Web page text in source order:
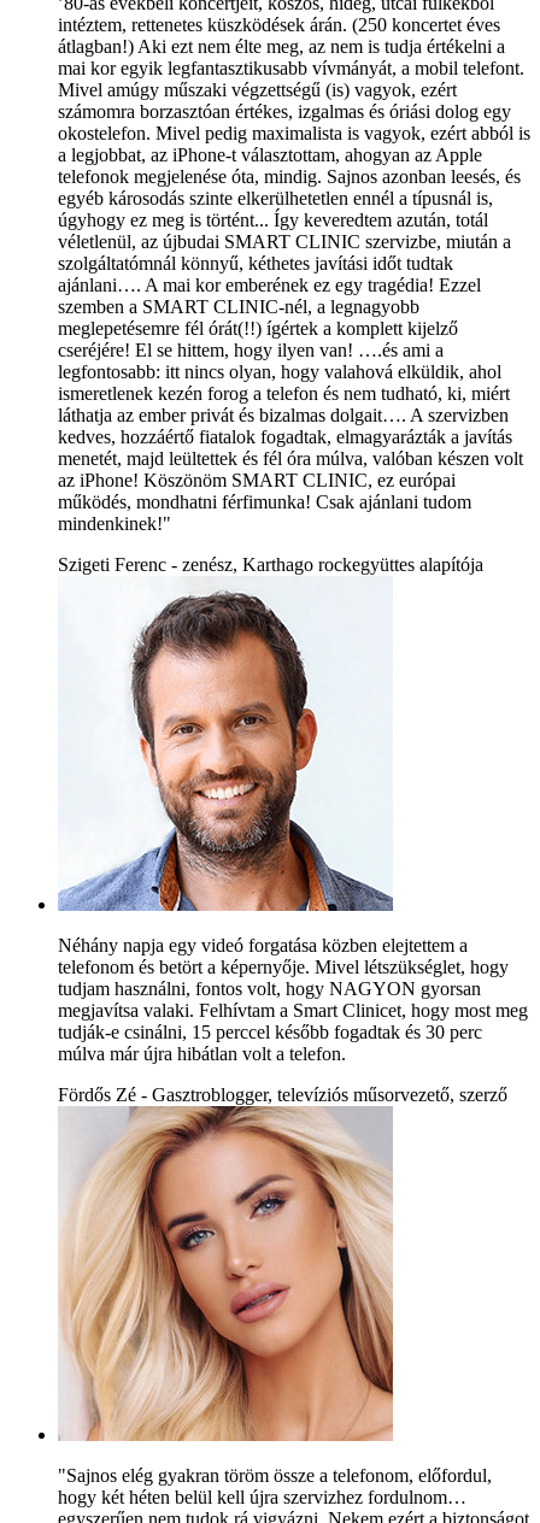
intéztem, rettenetes küszködések árán. (250 koncertet éves
átlagban!) Aki ezt nem élte meg, az nem is tudja értékelni a
mai kor egyik legfantasztikusabb vívmányát, a mobil telefont.
Mivel amúgy műszaki végzettségű (is) vagyok, ezért
számomra borzasztóan értékes, izgalmas és óriási dolog egy
okostelefon. Mivel pedig maximalista is vagyok, ezért abból is
a legjobbat, az iPhone-t választottam, ahogyan az Apple
telefonok megjelenése óta, mindig. Sajnos azonban leesés, és
egyéb károsodás szinte elkerülhetetlen ennél a típusnál is,
úgyhogy ez meg is történt... Így keveredtem azután, totál
véletlenül, az újbudai SMART CLINIC szervizbe, miután a
szolgáltatómnál könnyű, kéthetes javítási időt tudtak
ajánlani…. A mai kor emberének ez egy tragédia! Ezzel
szemben a SMART CLINIC-nél, a legnagyobb
meglepetésemre fél órát(!!) ígértek a komplett kijelző
cseréjére! El se hittem, hogy ilyen van! ….és ami a
legfontosabb: itt nincs olyan, hogy valahová elküldik, ahol
ismeretlenek kezén forog a telefon és nem tudható, ki, miért
láthatja az ember privát és bizalmas dolgait…. A szervizben
kedves, hozzáértő fiatalok fogadtak, elmagyarázták a javítás
menetét, majd leültettek és fél óra múlva, valóban készen volt
az iPhone! Köszönöm SMART CLINIC, ez európai
működés, mondhatni férfimunka! Csak ajánlani tudom
mindenkinek!"
Szigeti Ferenc - zenész, Karthago rockegyüttes alapítója
Néhány napja egy videó forgatása közben elejtettem a
telefonom és betört a képernyője. Mivel létszükséglet, hogy
tudjam használni, fontos volt, hogy NAGYON gyorsan
megjavítsa valaki. Felhívtam a Smart Clinicet, hogy most meg
tudják-e csinálni, 15 perccel később fogadtak és 30 perc
múlva már újra hibátlan volt a telefon.
Fördős Zé - Gasztroblogger, televíziós műsorvezető, szerző
"Sajnos elég gyakran töröm össze a telefonom, előfordul,
hogy két héten belül kell újra szervizhez fordulnom…
egyszerűen nem tudok rá vigyázni. Nekem ezért a biztonságot